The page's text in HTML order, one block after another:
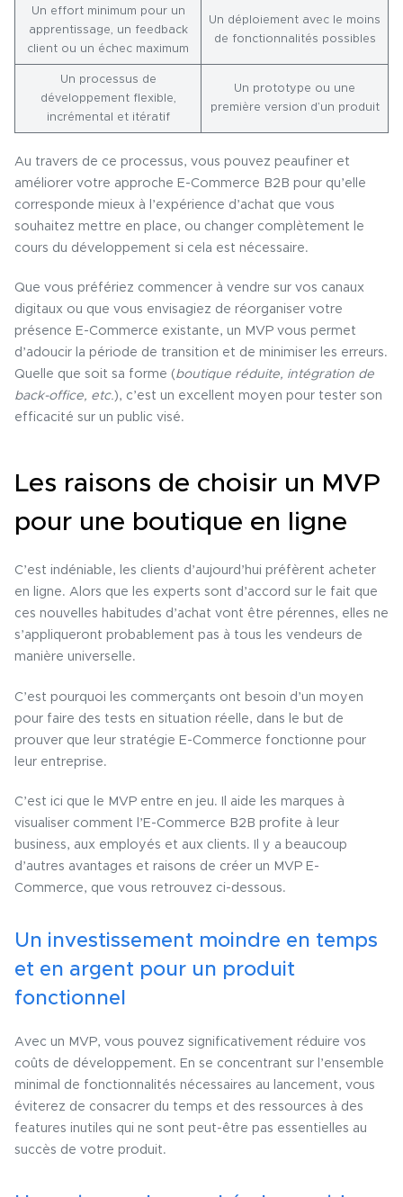
Un effort minimum pour un
apprentissage, un feedback
client ou un échec maximum
Un déploiement avec le moins
de fonctionnalités possibles
Un processus de
développement flexible,
incrémental et itératif
Un prototype ou une
première version d’un produit
Au travers de ce processus, vous pouvez peaufiner et
améliorer votre approche E-Commerce B2B pour qu’elle
corresponde mieux à l’expérience d’achat que vous
souhaitez mettre en place, ou changer complètement le
cours du développement si cela est nécessaire.
Que vous préfériez commencer à vendre sur vos canaux
digitaux ou que vous envisagiez de réorganiser votre
présence E-Commerce existante, un MVP vous permet
d’adoucir la période de transition et de minimiser les erreurs.
Quelle que soit sa forme (boutique réduite, intégration de
back-office, etc.), c’est un excellent moyen pour tester son
efficacité sur un public visé.
Les raisons de choisir un MVP
pour une boutique en ligne
C’est indéniable, les clients d’aujourd’hui préfèrent acheter
en ligne. Alors que les experts sont d’accord sur le fait que
ces nouvelles habitudes d’achat vont être pérennes, elles ne
s’appliqueront probablement pas à tous les vendeurs de
manière universelle.
C’est pourquoi les commerçants ont besoin d’un moyen
pour faire des tests en situation réelle, dans le but de
prouver que leur stratégie E-Commerce fonctionne pour
leur entreprise.
C’est ici que le MVP entre en jeu. Il aide les marques à
visualiser comment l’E-Commerce B2B profite à leur
business, aux employés et aux clients. Il y a beaucoup
d’autres avantages et raisons de créer un MVP E-
Commerce, que vous retrouvez ci-dessous.
Un investissement moindre en temps
et en argent pour un produit
fonctionnel
Avec un MVP, vous pouvez significativement réduire vos
coûts de développement. En se concentrant sur l’ensemble
minimal de fonctionnalités nécessaires au lancement, vous
éviterez de consacrer du temps et des ressources à des
features inutiles qui ne sont peut-être pas essentielles au
succès de votre produit.